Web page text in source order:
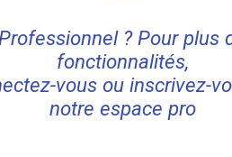
Professionnel ? Pour plus
fonctionnalités,
vous ou inscrivez-
notre espace pro